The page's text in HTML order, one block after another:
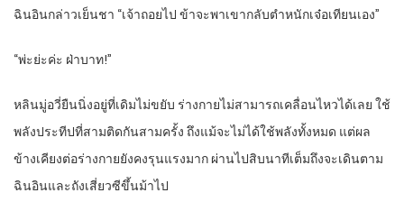
ฉินอินกล่าวเย็นชา “เจ้าถอยไป ข้าจะพาเขากลับตำหนักเจ๋อเทียนเอง”
“พ่ะย่ะค่ะ ฝ่าบาท!”
หลินมู่อวี่ยืนนิ่งอยู่ที่เดิมไม่ขยับ ร่างกายไม่สามารถเคลื่อนไหวได้เลย ใช้
พลังประทีปที่สามติดกันสามครั้ง ถึงแม้จะไม่ได้ใช้พลังทั้งหมด แต่ผล
ข้างเคียงต่อร่างกายยังคงรุนแรงมาก ผ่านไปสิบนาทีเต็มถึงจะเดินตาม
ฉินอินและถังเสี่ยวซีขึ้นม้าไป